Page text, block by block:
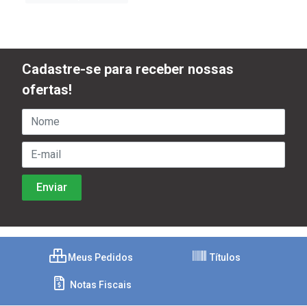
Cadastre-se para receber nossas
ofertas!
Meus Pedidos Títulos
Notas Fiscais